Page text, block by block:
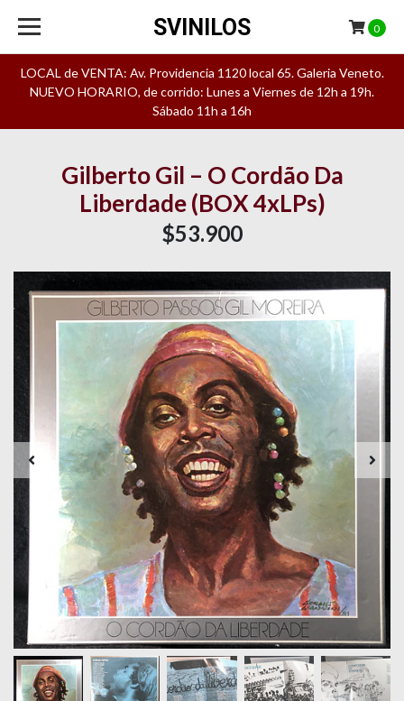
LOCAL de VENTA: Av. Providencia 1120 local 65. Galeria Veneto.
NUEVO HORARIO, de corrido: Lunes a Viernes de 12h a 19h.
Sábado 11h a 16h
SVINILOS 0
Gilberto Gil – O Cordão Da
Liberdade (BOX 4xLPs)
$53.900